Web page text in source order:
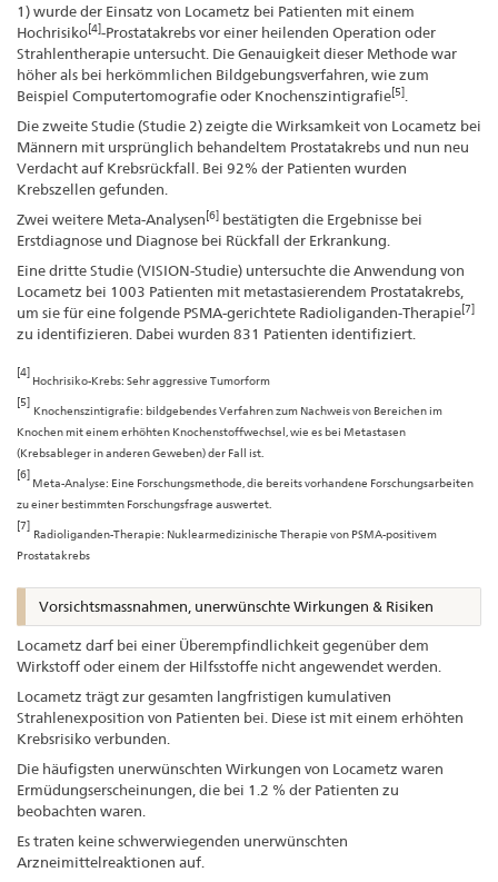
1) wurde der Einsatz von Locametz bei Patienten mit einem
Hochrisiko[4]-Prostatakrebs vor einer heilenden Operation oder
Strahlentherapie untersucht. Die Genauigkeit dieser Methode war
höher als bei herkömmlichen Bildgebungsverfahren, wie zum
Beispiel Computertomografie oder Knochenszintigrafie[5]
Die zweite Studie (Studie 2) zeigte die Wirksamkeit von Locametz bei
Männern mit ursprünglich behandeltem Prostatakrebs und nun neu
Verdacht auf Krebsrückfall. Bei 92% der Patienten wurden
Krebszellen gefunden.
Zwei weitere Meta-Analysen[6] bestätigten die Ergebnisse bei
Erstdiagnose und Diagnose bei Rückfall der Erkrankung.
Eine dritte Studie (VISION-Studie) untersuchte die Anwendung von
Locametz bei 1003 Patienten mit metastasierendem Prostatakrebs,
um sie für eine folgende PSMA-gerichtete Radioliganden-Therapie[7]
zu identifizieren. Dabei wurden 831 Patienten identifiziert.
[4]
Hochrisiko-Krebs: Sehr aggressive Tumorform
[5]
Knochenszintigrafie: bildgebendes Verfahren zum Nachweis von Bereichen im
Knochen mit einem erhöhten Knochenstoffwechsel, wie es bei Metastasen
(Krebsableger in anderen Geweben) der Fall ist.
[6]
Meta-Analyse: Eine Forschungsmethode, die bereits vorhandene Forschungsarbeiten
zu einer bestimmten Forschungsfrage auswertet.
[7]
Radioliganden-Therapie: Nuklearmedizinische Therapie von PSMA-positivem
Prostatakrebs
Vorsichtsmassnahmen, unerwünschte Wirkungen & Risiken
Locametz darf bei einer Überempfindlichkeit gegenüber dem
Wirkstoff oder einem der Hilfsstoffe nicht angewendet werden.
Locametz trägt zur gesamten langfristigen kumulativen
Strahlenexposition von Patienten bei. Diese ist mit einem erhöhten
Krebsrisiko verbunden.
Die häufigsten unerwünschten Wirkungen von Locametz waren
Ermüdungserscheinungen, die bei 1.2 % der Patienten zu
beobachten waren.
Es traten keine schwerwiegenden unerwünschten
Arzneimittelreaktionen auf.